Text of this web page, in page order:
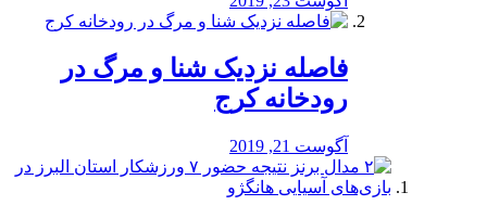
️فاصله نزدیک شنا و مرگ در
رودخانه کرج
آگوست 21, 2019